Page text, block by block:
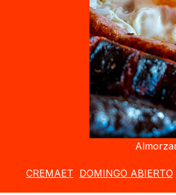
CREMAET DOMINGO ABIERTO